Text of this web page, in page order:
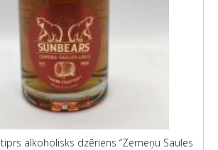
alkoholisks dzēriens “Zemeņu Saules